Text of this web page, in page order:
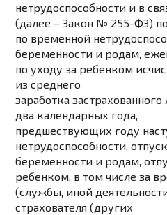
нетрудоспособности и в
(далее – Закон № 255-ФЗ)
по временной
беременности и родам,
по уходу за ребенком
из среднего
заработка
два календарных года,
предшествующих году
нетрудоспособности,
беременности и родам,
ребенком, в том числе за
(службы, иной
страхователя (других